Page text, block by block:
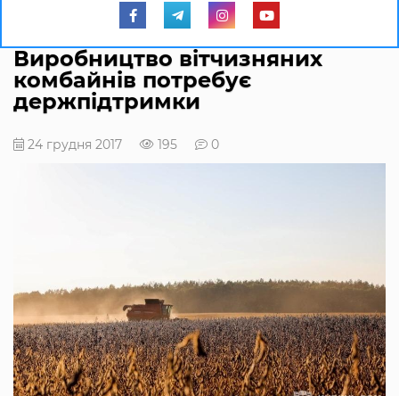
Виробництво вітчизняних
комбайнів потребує
держпідтримки
24 грудня 2017 195 0